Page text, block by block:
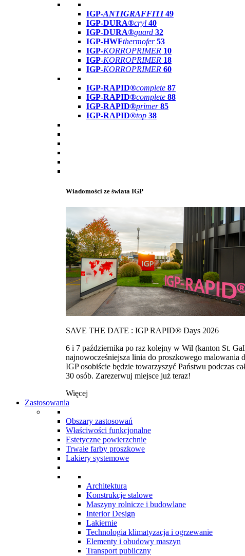
IGP-ANTIGRAFFITI49
IGP-DURA®cryl 40
IGP-DURA®guard 32
IGP-HWFthermofer 53
IGP-KORROPRIMER 10
IGP-KORROPRIMER 18
IGP-KORROPRIMER 60
IGP-RAPID®complete 87
IGP-RAPID®complete 88
IGP-RAPID®primer 85
IGP-RAPID®top 38
Wiadomości ze świata IGP
SAVE THE DATE : IGP RAPID® Days 2026
6 i 7 października po raz kolejny w Wil (kanton St.
najnowocześniejsza linia do proszkowego malowania
IGP osobiście będzie towarzyszyć Państwu podczas
30 osób. Zarezerwuj miejsce już teraz!
Więcej
Zastosowania
Obszary zastosowań
Właściwości funkcjonalne
Estetyczne powierzchnie
Trwałe farby proszkowe
Lakiery systemowe
Architektura
Konstrukcje stalowe
Maszyny rolnicze i budowlane
Interior Design
Lakiernie
Technologia klimatyzacja i ogrzewanie
Elementy i obudowy maszyn
Transport publiczny